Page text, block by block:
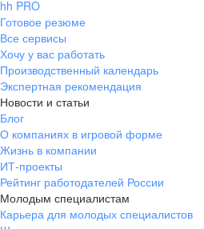
hh PRO
Готовое резюме
Все сервисы
Хочу у вас работать
Производственный календарь
Экспертная рекомендация
Новости и статьи
Блог
О компаниях в игровой форме
Жизнь в компании
ИТ-проекты
Рейтинг работодателей России
Молодым специалистам
Карьера для молодых специалистов